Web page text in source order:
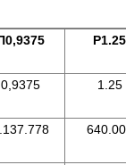
P1.25
0,9375 1.25